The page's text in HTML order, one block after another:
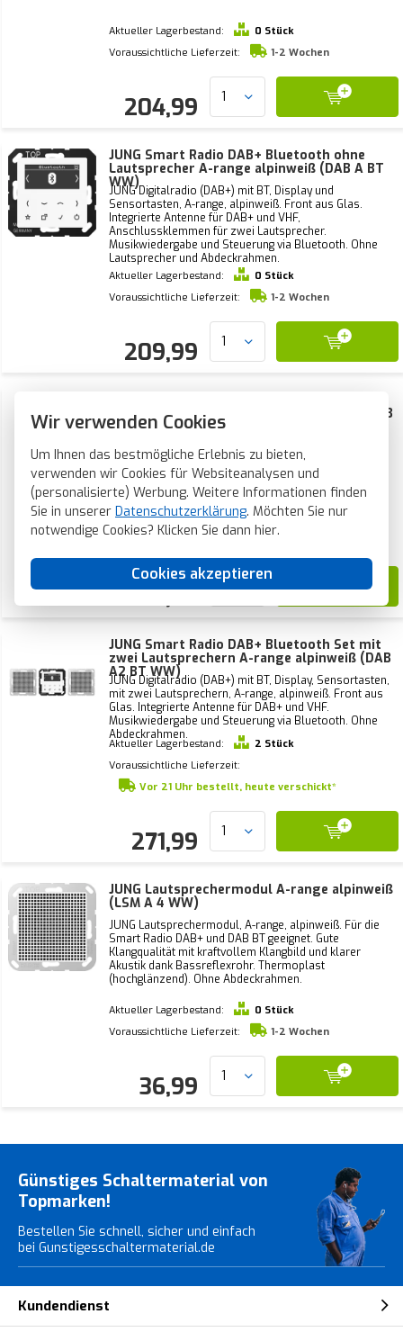
Wir verwenden Cookies
Um Ihnen das bestmögliche Erlebnis zu bieten,
verwenden wir Cookies für Websiteanalysen und
(personalisierte) Werbung. Weitere Informationen finden
Sie in unserer Datenschutzerklärung. Möchten Sie nur
notwendige Cookies? Klicken Sie dann hier.
Cookies akzeptieren
Aktueller Lagerbestand:
0 Stück
Voraussichtliche Lieferzeit:
1-2 Wochen
204,99
JUNG Smart Radio DAB+ Bluetooth ohne
Lautsprecher A-range alpinweiß (DAB A BT
WW)
JUNG Digitalradio (DAB+) mit BT, Display und
Sensortasten, A-range, alpinweiß. Front aus Glas.
Integrierte Antenne für DAB+ und VHF,
Anschlussklemmen für zwei Lautsprecher.
Musikwiedergabe und Steuerung via Bluetooth. Ohne
Lautsprecher und Abdeckrahmen.
Aktueller Lagerbestand:
0 Stück
Voraussichtliche Lieferzeit:
1-2 Wochen
209,99
einem Lautsprecher A-range alpinweiß (DAB
A1 BT WW)
mit einem Lautsprecher, A-range, alpinweiß. Front aus
Glas. Integrierte Antenne für DAB+ und VHF,
Anschlussklemmen für 2 Lautsprecher.
Musikwiedergabe und Steuerung via Bluetooth. Ohne
Abdeckrahmen.
Aktueller Lagerbestand:
239,99
JUNG Smart Radio DAB+ Bluetooth Set mit
zwei Lautsprechern A-range alpinweiß (DAB
A2 BT WW)
JUNG Digitalradio (DAB+) mit BT, Display, Sensortasten,
mit zwei Lautsprechern, A-range, alpinweiß. Front aus
Glas. Integrierte Antenne für DAB+ und VHF.
Musikwiedergabe und Steuerung via Bluetooth. Ohne
Abdeckrahmen.
Aktueller Lagerbestand:
2 Stück
Voraussichtliche Lieferzeit:
Vor 21 Uhr bestellt, heute verschickt*
271,99
JUNG Lautsprechermodul A-range alpinweiß
(LSM A 4 WW)
JUNG Lautsprechermodul, A-range, alpinweiß. Für die
Smart Radio DAB+ und DAB BT geeignet. Gute
Klangqualität mit kraftvollem Klangbild und klarer
Akustik dank Bassreflexrohr. Thermoplast
(hochglänzend). Ohne Abdeckrahmen.
Aktueller Lagerbestand:
0 Stück
Voraussichtliche Lieferzeit:
1-2 Wochen
36,99
Günstiges Schaltermaterial von
Topmarken!
Bestellen Sie schnell, sicher und einfach
bei Gunstigesschaltermaterial.de
Kundendienst